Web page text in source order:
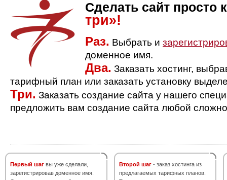
Сделать сайт просто
три»!
Раз. Выбрать и
доменное имя.
Два. Заказать хостинг,
тарифный план или заказать установку
Три. Заказать создание сайта у нашего
предложить вам создание сайта любой
Первый шаг вы уже сделали,
зарегистрировав доменное имя.
Второй шаг - заказ хостинга из
предлагаемых тарифных планов.